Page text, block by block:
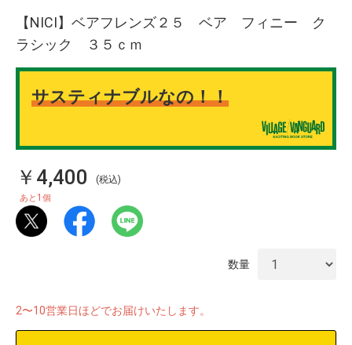
【NICI】ベアフレンズ２５ ベア フィニー ク
ラシック ３５ｃｍ
サスティナブルなの！！
￥4,400 (税込)
あと 1 個
数量
2〜10営業日ほどでお届けいたします。